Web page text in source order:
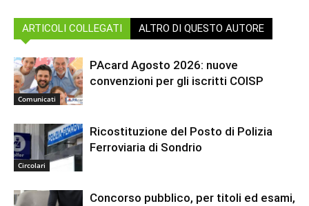
ARTICOLI COLLEGATI ALTRO DI QUESTO AUTORE
Comunicati
PAcard Agosto 2026: nuove
convenzioni per gli iscritti COISP
Circolari
Ricostituzione del Posto di Polizia
Ferroviaria di Sondrio
Concorso pubblico, per titoli ed esami,